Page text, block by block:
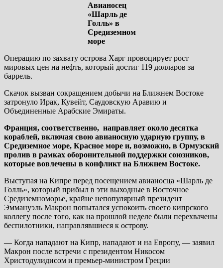
Авианосец
«Шарль де
Голль» в
Средиземном
море
Операцию по захвату острова Харг провоцирует рост
мировых цен на нефть, который достиг 119 долларов за
баррель.
Скачок вызван сокращением добычи на Ближнем Востоке
затронуло Ирак, Кувейт, Саудовскую Аравию и
Объединенные Арабские Эмираты.
Франция, соответственно, направляет около десятка
кораблей, включая свою авианосную ударную группу, в
Средиземное море, Красное море и, возможно, в Ормузский
пролив в рамках оборонительной поддержки союзников,
которые вовлечены в конфликт на Ближнем Востоке.
Выступая на Кипре перед посещением авианосца «Шарль де
Голль», который прибыл в эти выходные в Восточное
Средиземноморье, крайне непопулярный президент
Эммануэль Макрон попытался успокоить своего кипрского
коллегу после того, как на прошлой неделе были перехвачены
беспилотники, направлявшиеся к острову.
— Когда нападают на Кипр, нападают и на Европу, — заявил
Макрон после встречи с президентом Никосом
Христодулидисом и премьер-министром Греции